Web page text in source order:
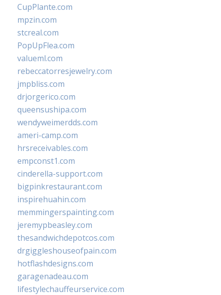
CupPlante.com
mpzin.com
stcreal.com
PopUpFlea.com
valueml.com
rebeccatorresjewelry.com
jmpbliss.com
drjorgerico.com
queensushipa.com
wendyweimerdds.com
ameri-camp.com
hrsreceivables.com
empconst1.com
cinderella-support.com
bigpinkrestaurant.com
inspirehuahin.com
memmingerspainting.com
jeremypbeasley.com
thesandwichdepotcos.com
drgiggleshouseofpain.com
hotflashdesigns.com
garagenadeau.com
lifestylechauffeurservice.com